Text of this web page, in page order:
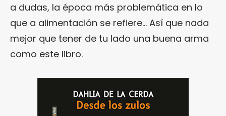
a dudas, la época más problemática en lo
que a alimentación se refiere… Así que nada
mejor que tener de tu lado una buena arma
como este libro.